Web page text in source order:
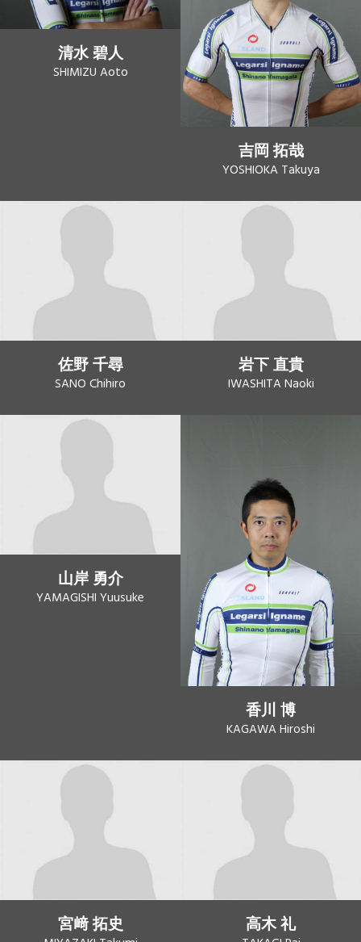
清水 碧人
SHIMIZU Aoto
吉岡 拓哉
YOSHIOKA Takuya
佐野 千尋
SANO Chihiro
岩下 直貴
IWASHITA Naoki
山岸 勇介
YAMAGISHI Yuusuke
香川 博
KAGAWA Hiroshi
宮﨑 拓史 高木 礼